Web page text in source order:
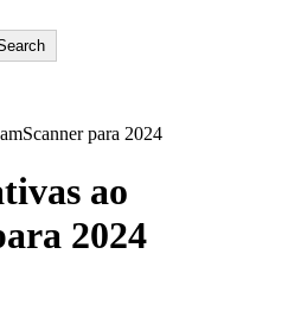
para 2024
ao
2024